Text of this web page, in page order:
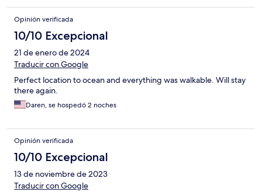
Opinión verificada
10/10 Excepcional
21 de enero de 2024
Traducir con Google
Perfect location to ocean and everything was walkable. Will stay
there again.
Daren, se hospedó 2 noches
Opinión verificada
10/10 Excepcional
13 de noviembre de 2023
Traducir con Google